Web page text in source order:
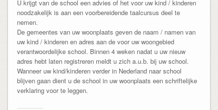
U krijgt van de school een advies of het voor uw kind / kinderen
noodzakelijk is aan een voorbereidende taalcursus deel te
nemen.
De gemeentes van uw woonplaats geven de naam / namen van
uw kind / kinderen en adres aan de voor uw woongebied
verantwoordelijke school. Binnen 4 weken nadat u uw nieuw
adres hebt laten registreren meldt u zich a.u.b. bij uw school.
Wanneer uw kind/kinderen verder in Nederland naar school
blijven gaan dient u de school in uw woonplaats een schriftelijke
verklaring voor te leggen.